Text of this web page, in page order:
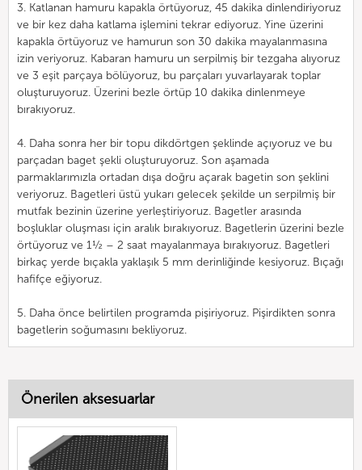
3. Katlanan hamuru kapakla örtüyoruz, 45 dakika dinlendiriyoruz
ve bir kez daha katlama işlemini tekrar ediyoruz. Yine üzerini
kapakla örtüyoruz ve hamurun son 30 dakika mayalanmasına
izin veriyoruz. Kabaran hamuru un serpilmiş bir tezgaha alıyoruz
ve 3 eşit parçaya bölüyoruz, bu parçaları yuvarlayarak toplar
oluşturuyoruz. Üzerini bezle örtüp 10 dakika dinlenmeye
bırakıyoruz.
4. Daha sonra her bir topu dikdörtgen şeklinde açıyoruz ve bu
parçadan baget şekli oluşturuyoruz. Son aşamada
parmaklarımızla ortadan dışa doğru açarak bagetin son şeklini
veriyoruz. Bagetleri üstü yukarı gelecek şekilde un serpilmiş bir
mutfak bezinin üzerine yerleştiriyoruz. Bagetler arasında
boşluklar oluşması için aralık bırakıyoruz. Bagetlerin üzerini bezle
örtüyoruz ve 1½ – 2 saat mayalanmaya bırakıyoruz. Bagetleri
birkaç yerde bıçakla yaklaşık 5 mm derinliğinde kesiyoruz. Bıçağı
hafifçe eğiyoruz.
5. Daha önce belirtilen programda pişiriyoruz. Pişirdikten sonra
bagetlerin soğumasını bekliyoruz.
Önerilen aksesuarlar